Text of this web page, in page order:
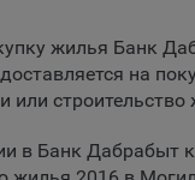
сайтом.
предпочтений,
файлы cookie
«запомнить»
жилья Банк
на
или строительство
в Банк Дабрабыт